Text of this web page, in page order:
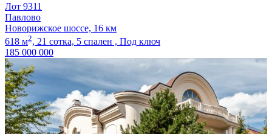
Лот 9311
Павлово
Новорижское шоссе, 16 км
618 м2, 21 сотка, 5 спален , Под ключ
185 000 000